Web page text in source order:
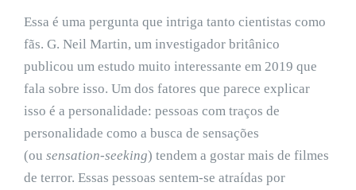
Essa é uma pergunta que intriga tanto cientistas como
fãs. G. Neil Martin, um investigador britânico
publicou um estudo muito interessante em 2019 que
fala sobre isso. Um dos fatores que parece explicar
isso é a personalidade: pessoas com traços de
personalidade como a busca de sensações
(ou sensation-seeking) tendem a gostar mais de filmes
de terror. Essas pessoas sentem-se atraídas por